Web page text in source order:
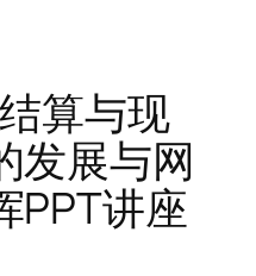
算与现
发展与网
PPT讲座